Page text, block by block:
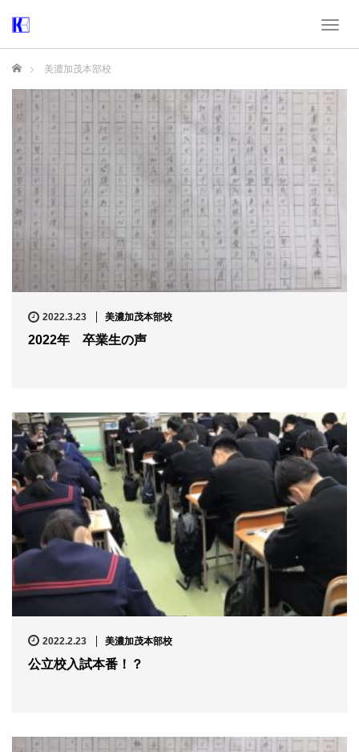
T
l
e
n
v
i
g
a
i
n
ホーム 美濃加茂本部校
2022.3.23 美濃加茂本部校
2022年 卒業生の声
2022.2.23 美濃加茂本部校
公立校入試本番！？